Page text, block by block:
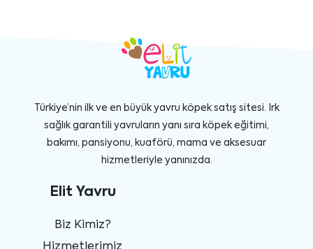
Türkiye’nin ilk ve en büyük yavru köpek satış sitesi. Irk
sağlık garantili yavruların yanı sıra köpek eğitimi,
bakımı, pansiyonu, kuaförü, mama ve aksesuar
hizmetleriyle yanınızda.
Elit Yavru
Biz Kimiz?